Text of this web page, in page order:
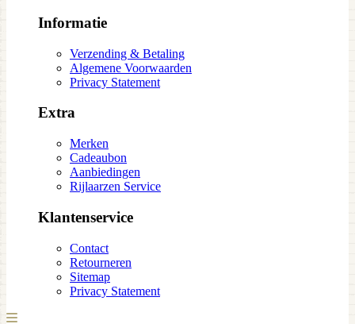
Informatie
Verzending & Betaling
Algemene Voorwaarden
Privacy Statement
Extra
Merken
Cadeaubon
Aanbiedingen
Rijlaarzen Service
Klantenservice
Contact
Retourneren
Sitemap
Privacy Statement